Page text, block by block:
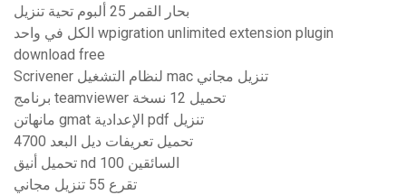
بحار القمر 25 ألبوم تحية تنزيل
الكل في واحد wpigration unlimited extension plugin
download free
Scrivener لنظام التشغيل mac تنزيل مجاني
برنامج teamviewer تحميل 12 نسخة
مانهاتن gmat الإعدادية pdf تنزيل
تحميل تعريفات ديل البعد 4700
تحميل أنيق nd 100 السائقين
تقرع 55 تنزيل مجاني